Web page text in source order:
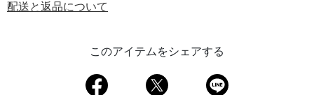
配送と返品について
このアイテムをシェアする